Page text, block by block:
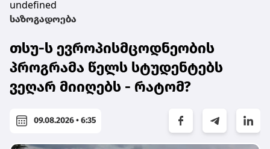
undefined
საზოგადოება
თსუ-ს ევროპისმცოდნეობის
პროგრამა წელს სტუდენტებს
ვეღარ მიიღებს - რატომ?
09.08.2026 • 6:35